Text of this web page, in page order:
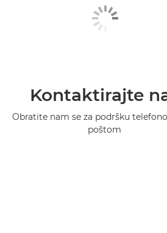
Kontaktirajte
Obratite nam se za podršku
poštom